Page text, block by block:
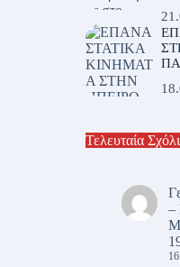
Τελευταία
–